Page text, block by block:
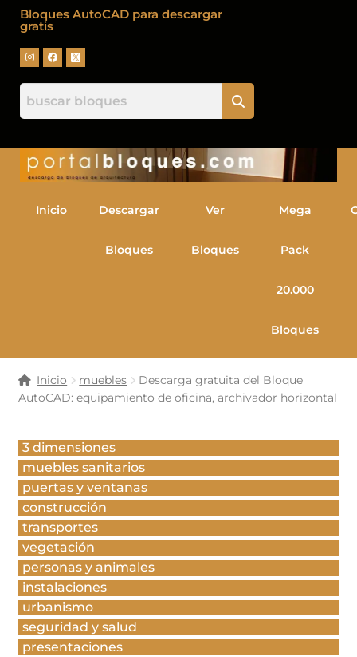
Bloques AutoCAD para descargar
gratis
Inicio Descargar
Bloques
Ver
Bloques
Mega
Pack
20.000
Bloques
Inicio muebles
Descarga gratuita del Bloque
AutoCAD: equipamiento de oficina, archivador horizontal
3 dimensiones
muebles sanitarios
puertas y ventanas
construcción
transportes
vegetación
personas y animales
instalaciones
urbanismo
seguridad y salud
presentaciones